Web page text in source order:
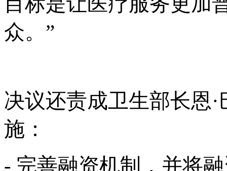
众。”
决议还责成卫生部长恩
施：
- 完善融资机制，并将